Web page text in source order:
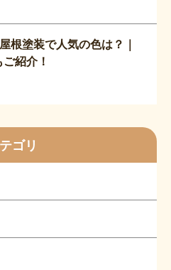
根塗装で人気の色は？｜
紹介！
ゴリ